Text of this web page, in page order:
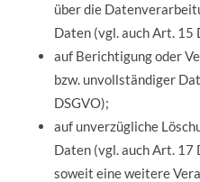
über die
Daten (vgl. auch Art. 15
auf Berichtigung oder
bzw. unvollständiger
DSGVO);
auf unverzügliche
Daten (vgl. auch Art. 17
soweit eine weitere